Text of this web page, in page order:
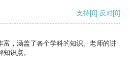
支持[0] 反对[0]
富，涵盖了各个学科的知识。老师的讲
识点。